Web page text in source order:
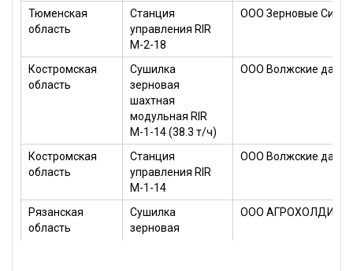
Тюменская
область
Станция
управления RIR
М-2-18
ООО Зерновые
Костромская
область
Сушилка
зерновая
шахтная
модульная RIR
М-1-14 (38.3 т/ч)
ООО Волжские дали
Костромская
область
Станция
управления RIR
М-1-14
ООО Волжские дали
Рязанская
область
Сушилка
зерновая
ООО АГРОХОЛДИНГ